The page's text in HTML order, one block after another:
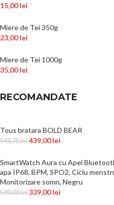
15,00lei
Miere de Tei 350g
23,00lei
Miere de Tei 1000g
35,00lei
RECOMANDATE
Tous bratara BOLD BEAR
548,75lei 439,00lei
SmartWatch Aura cu Apel
apa IP68, BPM, SPO2, Ciclu
Monitorizare somn, Negru
500,00lei 339,00lei